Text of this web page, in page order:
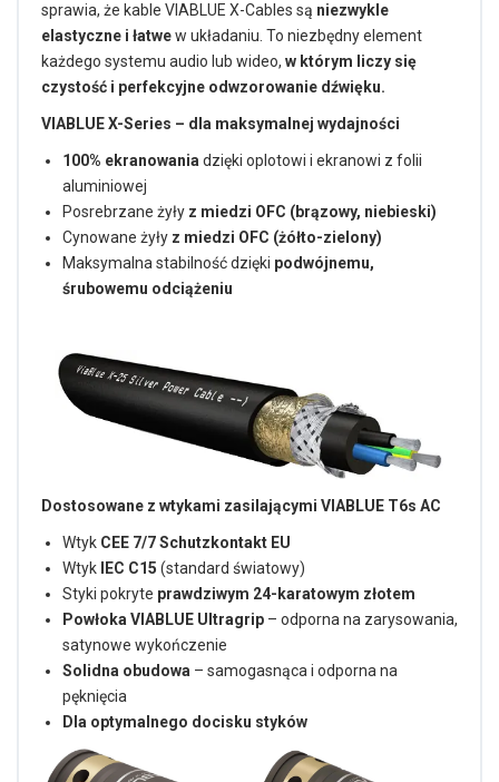
sprawia, że kable VIABLUE X-Cables są niezwykle
elastyczne i łatwew układaniu. To niezbędny element
każdego systemu audio lub wideo, w którym liczy się
czystość i perfekcyjne odwzorowanie dźwięku.
VIABLUE X-Series – dla maksymalnej wydajności
100% ekranowania dzięki oplotowi i ekranowi z folii
aluminiowej
Posrebrzane żyły z miedzi OFC (brązowy, niebieski)
Cynowane żyły z miedzi OFC (żółto-zielony)
Maksymalna stabilność dzięki podwójnemu,
śrubowemu odciążeniu
Dostosowane z wtykami zasilającymi VIABLUE T6s AC
Wtyk CEE 7/7 Schutzkontakt EU
Wtyk
IEC C15 (standard światowy)
Styki pokryte prawdziwym 24-karatowym złotem
Powłoka VIABLUE Ultragrip – odporna na zarysowania,
satynowe wykończenie
Solidna obudowa – samogasnąca i odporna na
pęknięcia
Dla optymalnego docisku styków